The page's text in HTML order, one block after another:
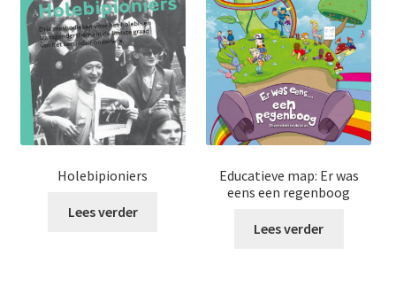
Holebipioniers
Lees verder
Educatieve map: Er was
eens een regenboog
Lees verder